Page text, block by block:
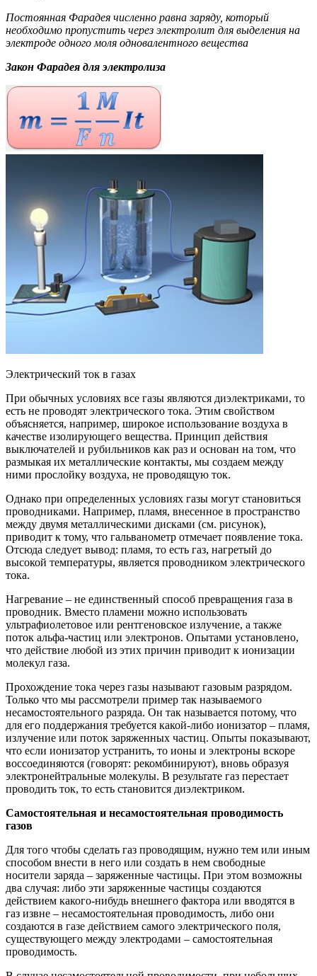
Постоянная Фарадея численно равна заряду, который
необходимо пропустить через электролит для выделения на
электроде одного моля одновалентного вещества
Закон Фарадея для электролиза
Электрический ток в газах
При обычных условиях все газы являются диэлектриками, то
есть не проводят электрического тока. Этим свойством
объясняется, например, широкое использование воздуха в
качестве изолирующего вещества. Принцип действия
выключателей и рубильников как раз и основан на том, что
размыкая их металлические контакты, мы создаем между
ними прослойку воздуха, не проводящую ток.
Однако при определенных условиях газы могут становиться
проводниками. Например, пламя, внесенное в пространство
между двумя металлическими дисками (см. рисунок),
приводит к тому, что гальванометр отмечает появление тока.
Отсюда следует вывод: пламя, то есть газ, нагретый до
высокой температуры, является проводником электрического
тока.
Нагревание – не единственный способ превращения газа в
проводник. Вместо пламени можно использовать
ультрафиолетовое или рентгеновское излучение, а также
поток альфа-частиц или электронов. Опытами установлено,
что действие любой из этих причин приводит к ионизации
молекул газа.
Прохождение тока через газы называют газовым разрядом.
Только что мы рассмотрели пример так называемого
несамостоятельного разряда. Он так называется потому, что
для его поддержания требуется какой-либо ионизатор – пламя,
излучение или поток заряженных частиц. Опыты показывают,
что если ионизатор устранить, то ионы и электроны вскоре
воссоединяются (говорят: рекомбинируют), вновь образуя
электронейтральные молекулы. В результате газ перестает
проводить ток, то есть становится диэлектриком.
Самостоятельная и несамостоятельная проводимость
газов
Для того чтобы сделать газ проводящим, нужно тем или иным
способом внести в него или создать в нем свободные
носители заряда – заряженные частицы. При этом возможны
два случая: либо эти заряженные частицы создаются
действием какого-нибудь внешнего фактора или вводятся в
газ извне – несамостоятельная проводимость, либо они
создаются в газе действием самого электрического поля,
существующего между электродами – самостоятельная
проводимость.